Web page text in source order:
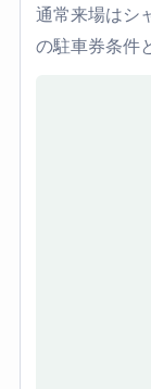
通常来場はシ
の駐車券条件